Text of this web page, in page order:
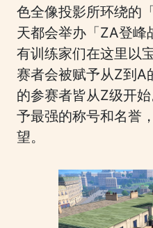
色全像投影所环绕的
天都会举办「ZA登峰
有训练家们在这里以
赛者会被赋予从Z到A
的参赛者皆从Z级开
予最强的称号和名誉
望。